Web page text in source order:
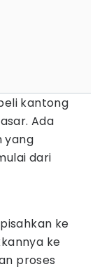
kantong
Ada
yang
dari
ke
ke
proses